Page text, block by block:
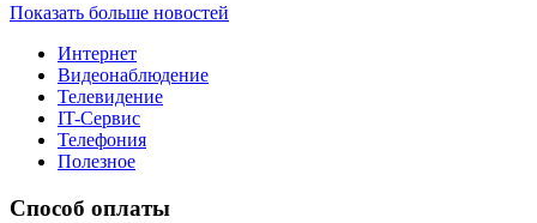
Показать больше новостей
Интернет
Видеонаблюдение
Телевидение
IT-Сервис
Телефония
Полезное
Способ оплаты